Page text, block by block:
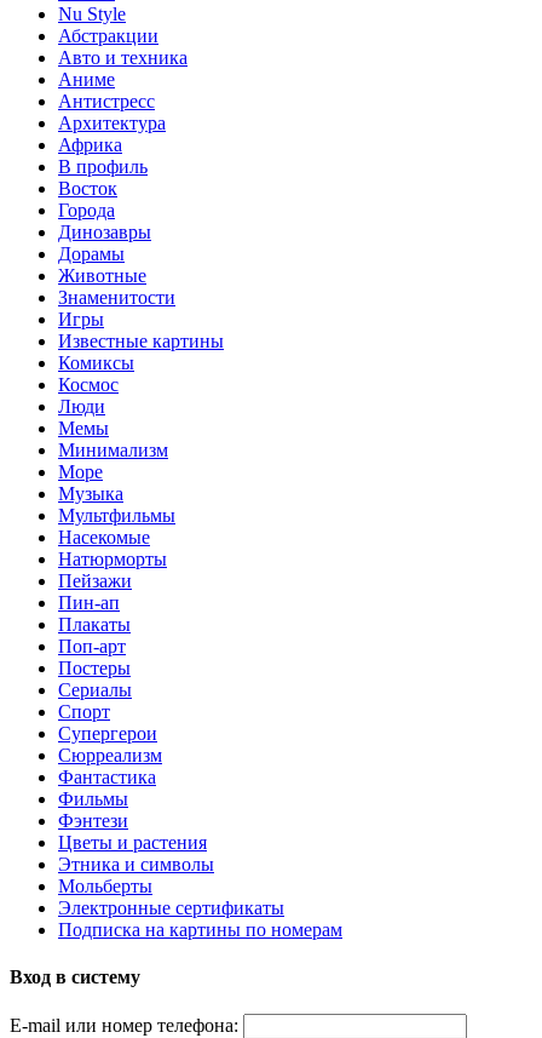
Nu Style
Абстракции
Авто и техника
Аниме
Антистресс
Архитектура
Африка
В профиль
Восток
Города
Динозавры
Дорамы
Животные
Знаменитости
Игры
Известные картины
Комиксы
Космос
Люди
Мемы
Минимализм
Море
Музыка
Мультфильмы
Насекомые
Натюрморты
Пейзажи
Пин-ап
Плакаты
Поп-арт
Постеры
Сериалы
Спорт
Супергерои
Сюрреализм
Фантастика
Фильмы
Фэнтези
Цветы и растения
Этника и символы
Мольберты
Электронные сертификаты
Подписка на картины по номерам
Вход в систему
E-mail или номер телефона: